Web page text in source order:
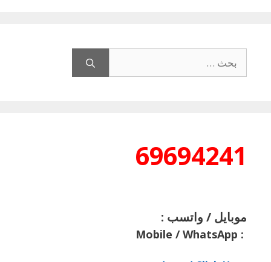
عن:
69694241
موبايل / واتسب :
:
Mobile / WhatsApp